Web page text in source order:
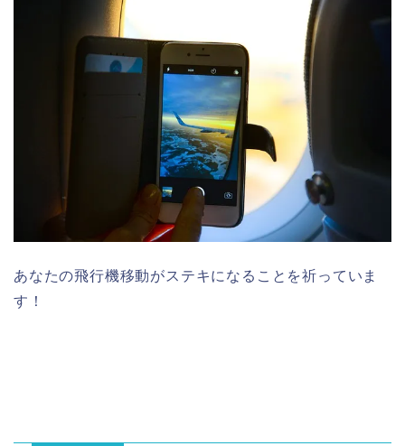
あなたの飛行機移動がステキになることを祈っていま
す！